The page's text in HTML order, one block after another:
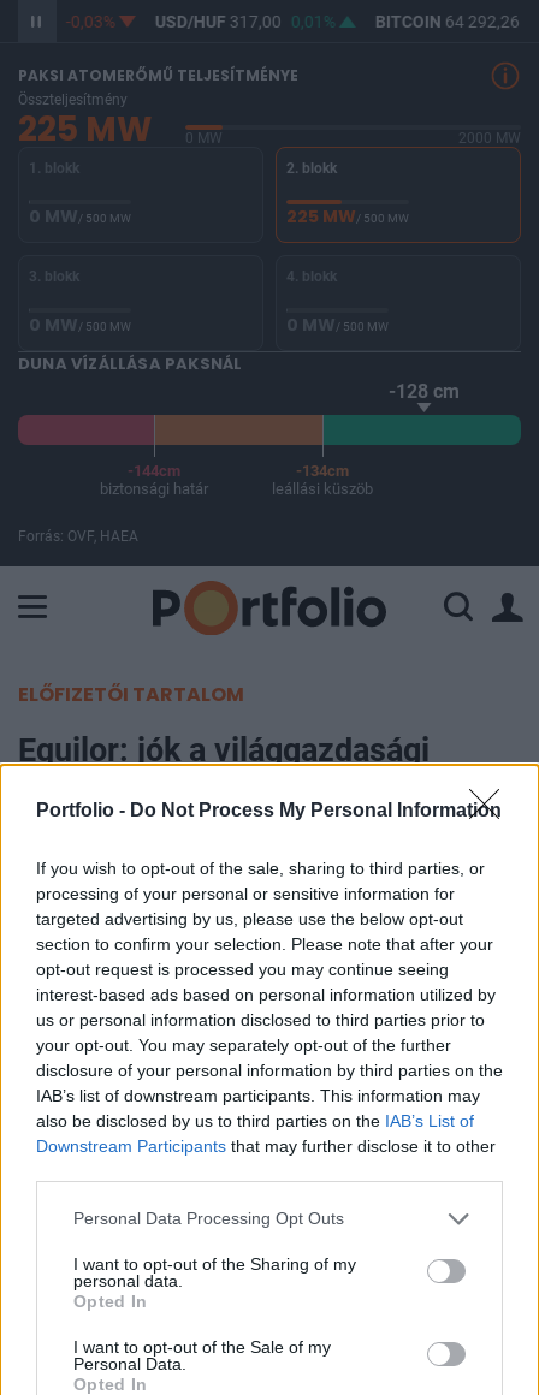
Portfolio - Do Not Process My Personal Information
If you wish to opt-out of the sale, sharing to third parties, or
processing of your personal or sensitive information for
targeted advertising by us, please use the below opt-out
section to confirm your selection. Please note that after your
opt-out request is processed you may continue seeing
interest-based ads based on personal information utilized by
us or personal information disclosed to third parties prior to
your opt-out. You may separately opt-out of the further
disclosure of your personal information by third parties on the
IAB’s list of downstream participants. This information may
also be disclosed by us to third parties on the IAB’s List of
Downstream Participants that may further disclose it to other
Personal Data Processing Opt Outs
I want to opt-out of the Sharing of my
personal data.
Opted In
I want to opt-out of the Sale of my
Personal Data.
Opted In
365,28 -0,03% USD/HUF317,00 0,01% BITCOIN64 292,26
PAKSI ATOMERŐMŰ TELJESÍTMÉNYE
Összteljesítmény
225 MW 0 MW
2000 MW
1. blokk
0 MW/ 500 MW
2. blokk
225 MW/ 500 MW
3. blokk
0 MW/ 500 MW
4. blokk
0 MW/ 500 MW
DUNA VÍZÁLLÁSA PAKSNÁL
-128 cm
-144cm
biztonsági határ
-134cm
leállási küszöb
Forrás: OVF, HAEA
ELŐFIZETŐI TARTALOM
Equilor: jók a világgazdasági
kilátások, van fantázia az amerikai
részvényekben
Portfolio
2018. szeptember 12. 17:24
A hazai brókerpiac átalakulásáról, a régiós
cégfelvásárlási piaci trendekről, nemzetközi és
hazai makrgazdasági és tőkepiaci tendenciákról
beszéltek egy mai sajtóeseményen az Equilor
vezetői, szakértői.
Átalakuló brókerpiacA sajtótájékoztatón Szécsényi Bálint,
az Equilor Befektetési Zrt. vezérigazgatója beszélt azokról
a tőzsdékről, ahol aktív a szolgáltató. Szécsényi elmondta,
túlsúlya van a Woodnak, és a cseh brókercég a magyar
piacon is erős szereplő, de a hazai szolgáltatók nálunk